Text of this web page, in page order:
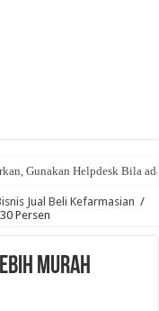
Gunakan Helpdesk Bila
dari 50 SKP Apoteker
Jual Beli Kefarmasian /
Persen
Murah